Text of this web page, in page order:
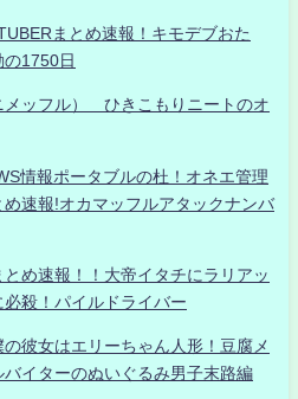
まとめ速報！キモデブおた
の1750日
メッフル） ひきこもりニートのオ
情報ポータブルの杜！オネエ管理
速報!オカマッフルアタックナンバ
め速報！！大帝イタチにラリアッ
必殺！パイルドライバー
彼女はエリーちゃん人形！豆腐メ
イターのぬいぐるみ男子末路編